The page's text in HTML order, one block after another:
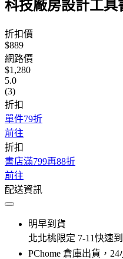
科技廠房設計工具
折扣價
$889
網路價
$1,280
5.0
(3)
折扣
單件79折
前往
折扣
書店滿799再88折
前往
配送資訊
明早到貨
北北桃限定 7-11快速
PChome 倉庫出貨，24